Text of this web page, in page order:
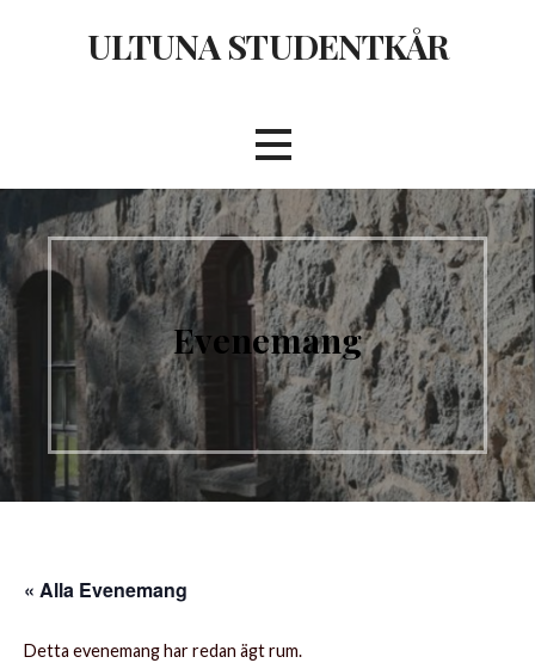
ULTUNA STUDENTKÅR
Evenemang
« Alla Evenemang
Detta evenemang har redan ägt rum.